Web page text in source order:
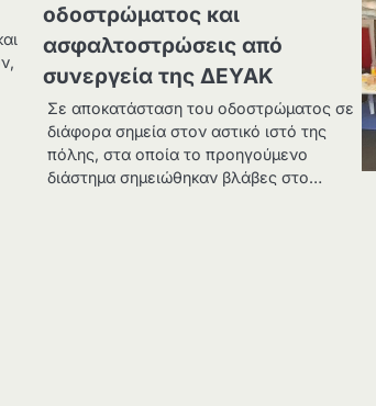
οδοστρώματος και
ασφαλτοστρώσεις από
συνεργεία της ΔΕΥΑΚ
Σε αποκατάσταση του οδοστρώματος σε
διάφορα σημεία στον αστικό ιστό της
πόλης, στα οποία το προηγούμενο
διάστημα σημειώθηκαν βλάβες στο…